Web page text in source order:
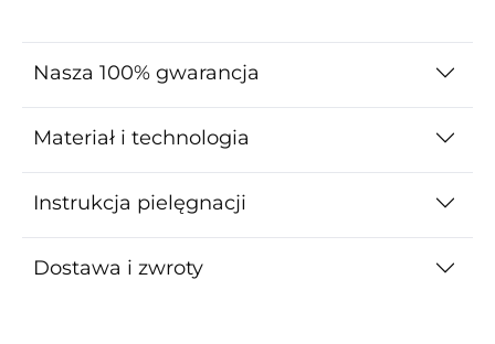
Nasza 100% gwarancja
Materiał i technologia
Instrukcja pielęgnacji
Dostawa i zwroty